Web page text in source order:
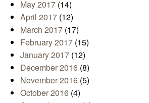
May 2017 (14)
April 2017 (12)
March 2017 (17)
February 2017 (15)
January 2017 (12)
December 2016 (8)
November 2016 (5)
October 2016 (4)